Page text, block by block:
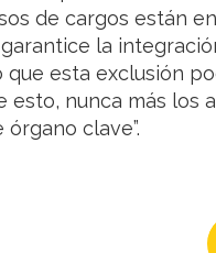
de cargos están
la
que esta exclusión
esto, nunca más los
clave”.